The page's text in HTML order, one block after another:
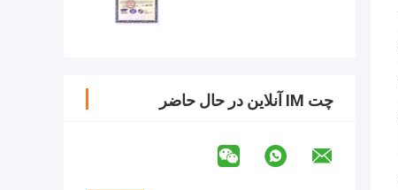
چت IM آنلاین در حال حاضر